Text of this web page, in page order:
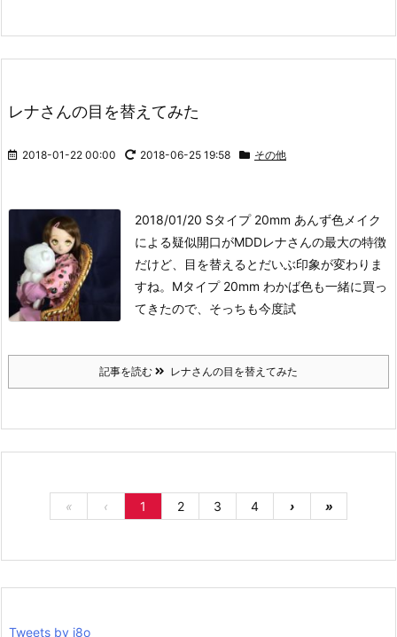
レナさんの目を替えてみた
2018-01-22 00:00 2018-06-25 19:58 その他
2018/01/20 Sタイプ 20mm あんず色 メイク
による疑似開口がMDDレナさんの最大の特徴
だけど、目を替えるとだいぶ印象が変わりま
すね。Mタイプ 20mm わかば色も一緒に買っ
てきたので、そっちも今度試
記事を読む レナさんの目を替えてみた
« ‹ 1 2 3 4 › »
Tweets by i8o